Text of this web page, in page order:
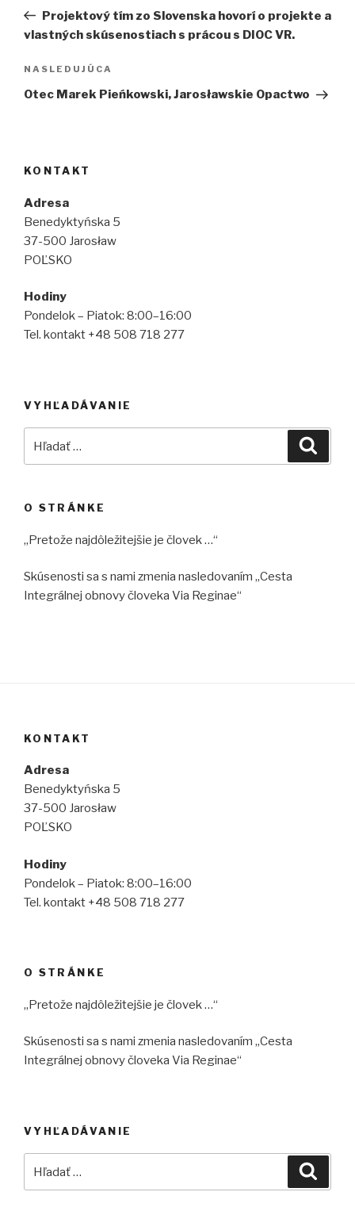
článku
článokProjektový tím zo Slovenska hovorí o projekte a
vlastných skúsenostiach s prácou s DIOC VR.
Ďalší
článok
NASLEDUJÚCA
Otec Marek Pieńkowski, Jarosławskie Opactwo
KONTAKT
Adresa
Benedyktyńska 5
37-500 Jarosław
POĽSKO
Hodiny
Pondelok – Piatok: 8:00–16:00
Tel. kontakt +48 508 718 277
VYHĽADÁVANIE
O STRÁNKE
„Pretože najdôležitejšie je človek …“
Skúsenosti sa s nami zmenia nasledovaním „Cesta
Integrálnej obnovy človeka Via Reginae“
KONTAKT
Adresa
Benedyktyńska 5
37-500 Jarosław
POĽSKO
Hodiny
Pondelok – Piatok: 8:00–16:00
Tel. kontakt +48 508 718 277
O STRÁNKE
„Pretože najdôležitejšie je človek …“
Skúsenosti sa s nami zmenia nasledovaním „Cesta
Integrálnej obnovy človeka Via Reginae“
VYHĽADÁVANIE